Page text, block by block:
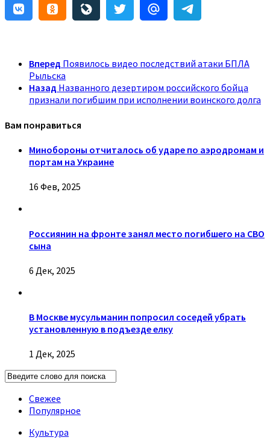
Вперед Появилось видео последствий атаки БПЛА
Рыльска
Назад Названного дезертиром российского бойца
признали погибшим при исполнении воинского долга
Вам понравиться
Минобороны отчиталось об ударе по аэродромам и
портам на Украине
16 Фев, 2025
Россиянин на фронте занял место погибшего на СВО
сына
6 Дек, 2025
В Москве мусульманин попросил соседей убрать
установленную в подъезде елку
1 Дек, 2025
Свежее
Популярное
Культура